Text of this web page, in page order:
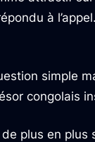
à
simple
congolais
plus en